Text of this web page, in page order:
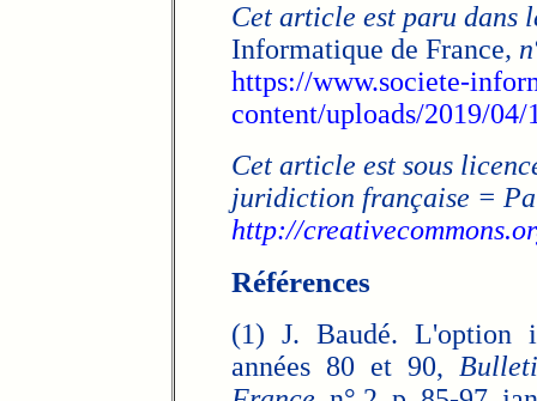
Cet article est paru dans
Informatique de France,
https://www.societe-
content/uploads/2019/
Cet article est sous
juridiction française =
http://
Références
(1) J. Baudé. L'option
années 80 et 90,